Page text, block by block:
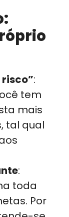
:
tem
mais
tal qual
:
toda
Por